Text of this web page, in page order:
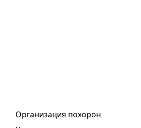
Организация похорон